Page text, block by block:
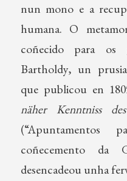
nun mono e a
humana. O
coñecido para os
Bartholdy, un
que publicou en
näher Kenntniss
(“Apuntamentos
coñecemento da
desencadeou unha